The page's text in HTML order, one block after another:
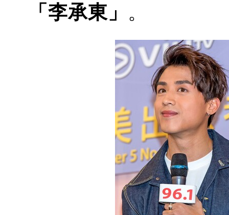
「李承東」 。